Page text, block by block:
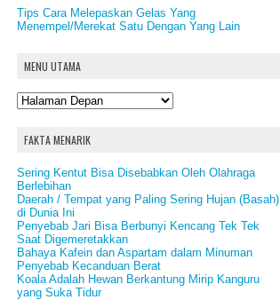
Tips Cara Melepaskan Gelas Yang
Menempel/Merekat Satu Dengan Yang Lain
MENU UTAMA
FAKTA MENARIK
Sering Kentut Bisa Disebabkan Oleh Olahraga
Berlebihan
Daerah / Tempat yang Paling Sering Hujan (Basah)
di Dunia Ini
Penyebab Jari Bisa Berbunyi Kencang Tek Tek
Saat Digemeretakkan
Bahaya Kafein dan Aspartam dalam Minuman
Penyebab Kecanduan Berat
Koala Adalah Hewan Berkantung Mirip Kanguru
yang Suka Tidur